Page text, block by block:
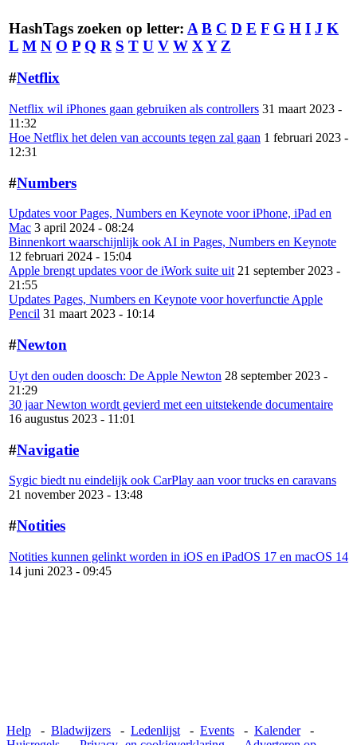
HashTags zoeken op letter: A B C D E F G H I J K
L M N O P Q R S T U V W X Y Z
#Netflix
Netflix wil iPhones gaan gebruiken als controllers 31 maart 2023 -
11:32
Hoe Netflix het delen van accounts tegen zal gaan 1 februari 2023 -
12:31
#Numbers
Updates voor Pages, Numbers en Keynote voor iPhone, iPad en
Mac 3 april 2024 - 08:24
Binnenkort waarschijnlijk ook AI in Pages, Numbers en Keynote
12 februari 2024 - 15:04
Apple brengt updates voor de iWork suite uit 21 september 2023 -
21:55
Updates Pages, Numbers en Keynote voor hoverfunctie Apple
Pencil 31 maart 2023 - 10:14
#Newton
Uyt den ouden doosch: De Apple Newton 28 september 2023 -
21:29
30 jaar Newton wordt gevierd met een uitstekende documentaire
16 augustus 2023 - 11:01
#Navigatie
Sygic biedt nu eindelijk ook CarPlay aan voor trucks en caravans
21 november 2023 - 13:48
#Notities
Notities kunnen gelinkt worden in iOS en iPadOS 17 en macOS 14
14 juni 2023 - 09:45
Help - Bladwijzers - Ledenlijst- Events - Kalender-